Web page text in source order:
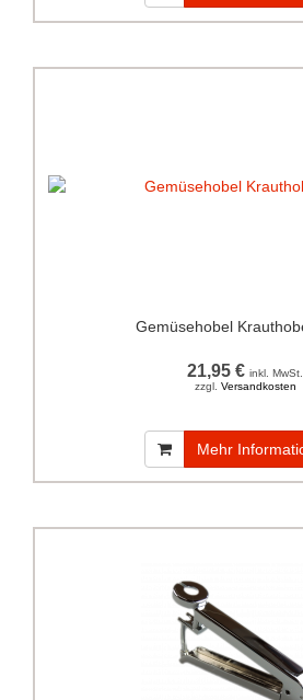
Gemüsehobel
21,95 € inkl. MwSt.
zzgl. Versandkosten
Mehr